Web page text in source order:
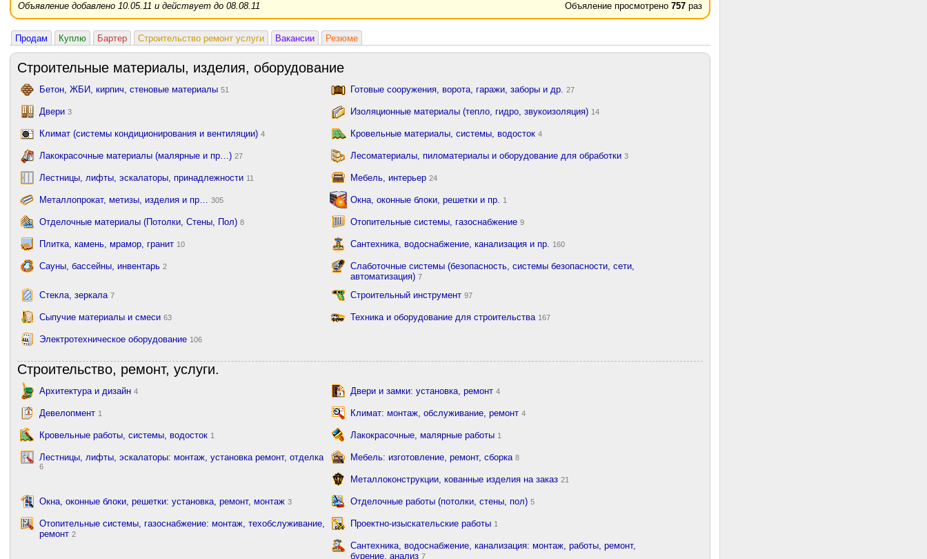
Объяление просмотрено 757раз
Объявление добавлено 10.05.11 и действует до 08.08.11
Продам Куплю Бартер Строительство ремонт услуги Вакансии Резюме
Строительные материалы, изделия, оборудование
Бетон, ЖБИ, кирпич, стеновые материалы 51 Готовые сооружения, ворота, гаражи, заборы и др. 27
Двери 3 Изоляционные материалы (тепло, гидро, звукоизоляция) 14
Климат (системы кондиционирования и вентиляции) 4 Кровельные материалы, системы, водосток 4
Лакокрасочные материалы (малярные и пр…) 27 Лесоматериалы, пиломатериалы и оборудование для обработки 3
Лестницы, лифты, эскалаторы, принадлежности 11 Мебель, интерьер 24
Металлопрокат, метизы, изделия и пр… 305 Окна, оконные блоки, решетки и пр. 1
Отделочные материалы (Потолки, Стены, Пол) 8 Отопительные системы, газоснабжение 9
Плитка, камень, мрамор, гранит 10 Сантехника, водоснабжение, канализация и пр. 160
Сауны, бассейны, инвентарь 2
Слаботочные системы (безопасность, системы безопасности, сети,
автоматизация) 7
Стекла, зеркала 7 Строительный инструмент 97
Сыпучие материалы и смеси 63 Техника и оборудование для строительства 167
Электротехническое оборудование 106
Строительство, ремонт, услуги.
Архитектура и дизайн 4 Двери и замки: установка, ремонт 4
Девелопмент 1 Климат: монтаж, обслуживание, ремонт 4
Кровельные работы, системы, водосток 1 Лакокрасочные, малярные работы 1
Лестницы, лифты, эскалаторы: монтаж, установка ремонт, отделка
6
Мебель: изготовление, ремонт, сборка 8
Металлоконструкции, кованные изделия на заказ 21
Окна, оконные блоки, решетки: установка, ремонт, монтаж 3 Отделочные работы (потолки, стены, пол) 5
Отопительные системы, газоснабжение: монтаж, техобслуживание,
ремонт 2
Проектно-изыскательские работы 1
Сантехника, водоснабжение, канализация: монтаж, работы, ремонт,
бурение, анализ 7